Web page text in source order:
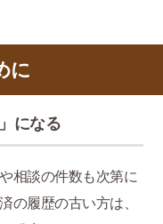
に
になる
相談の件数も次第に
の履歴の古い方は、